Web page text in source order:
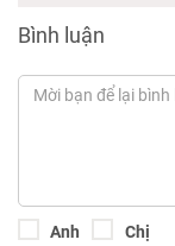
Bình luận
Anh Chị